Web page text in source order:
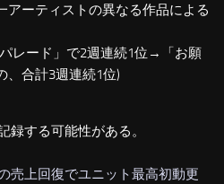
アーティストの異なる作品による
パレード」で2週連続1位→「お願
合計3週連続1位)
する可能性がある。
売上回復でユニット最高初動更